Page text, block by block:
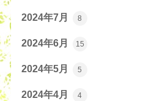
2024年7月 8
2024年6月 15
2024年5月 5
2024年4月 4